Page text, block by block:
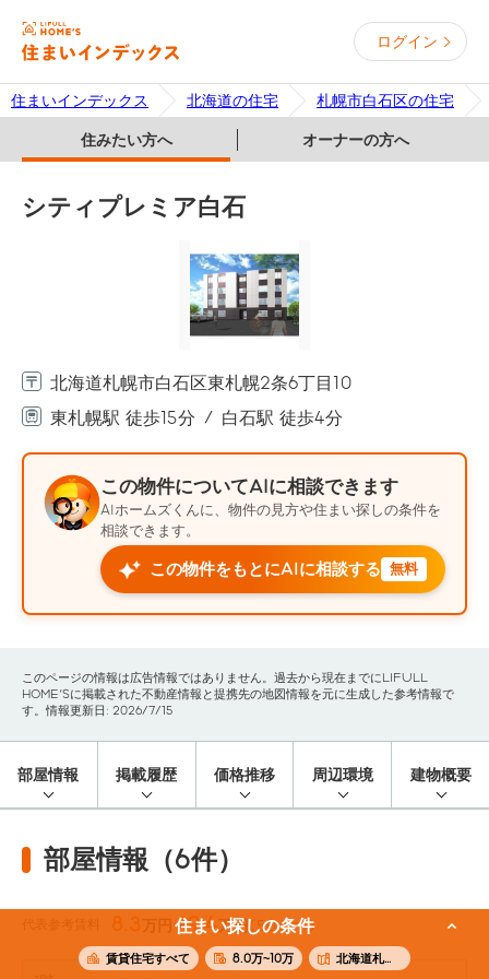
ログイン
住まいインデックス 北海道の住宅 札幌市白石区の住宅
住みたい方へ オーナーの方へ
住まい探しの条件
賃貸住宅すべて 8.0万~10万 北海道札幌市白石区
シティプレミア白石
北海道札幌市白石区東札幌2条6丁目10
東札幌駅 徒歩15分
白石駅 徒歩4分
この物件についてAIに相談できます
AIホームズくんに、物件の見方や住まい探しの条件を
相談できます。
この物件をもとにAIに相談する 無料
このページの情報は広告情報ではありません。過去から現在までにLIFULL
HOME'Sに掲載された不動産情報と提携先の地図情報を元に生成した参考情報で
す。情報更新日: 2026/7/15
部屋情報 掲載履歴 価格推移 周辺環境 建物概要
部屋情報（6件）
8.3 万円〜9.4万円(50.2m²)